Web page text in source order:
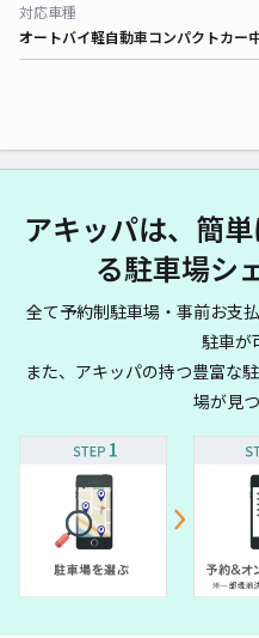
対応車種
オートバイ軽自動車コンパクトカー
アキッパは、簡
る駐車場シ
全て予約制駐車場・事前お支
駐車が
また、アキッパの持つ豊富な
場が見